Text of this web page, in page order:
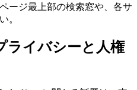
ージ最上部の検索窓や、各サ
。
ライバシーと人権